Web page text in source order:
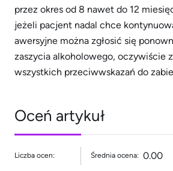
przez okres od 8 nawet do 12
jeżeli pacjent nadal chce
awersyjne można zgłosić się
zaszycia alkoholowego, oczywiście
wszystkich przeciwwskazań do
Oceń artykuł
Liczba ocen: Średnia ocena: 0.00